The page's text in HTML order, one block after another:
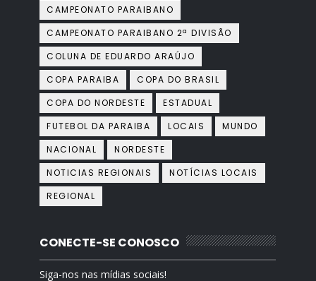
CAMPEONATO PARAIBANO
CAMPEONATO PARAIBANO 2ª DIVISÃO
COLUNA DE EDUARDO ARAÚJO
COPA PARAIBA
COPA DO BRASIL
COPA DO NORDESTE
ESTADUAL
FUTEBOL DA PARAIBA
LOCAIS
MUNDO
NACIONAL
NORDESTE
NOTICIAS REGIONAIS
NOTÍCIAS LOCAIS
REGIONAL
CONECTE-SE CONOSCO
Siga-nos nas mídias sociais!